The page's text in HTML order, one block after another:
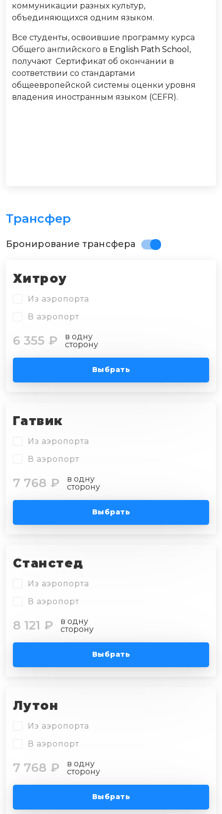
коммуникации разных культур,
объединяющихся одним языком.
Все студенты, освоившие программу курса
Общего английского в English Path School ,
получают Сертификат об окончании в
соответствии со стандартами
общеевропейской системы оценки уровня
владения иностранным языком (CEFR).
Трансфер
Бронирование трансфера
Хитроу
Из аэропорта
В аэропорт
6 355 ₽
в одну
сторону
Выбрать
Гатвик
Из аэропорта
В аэропорт
7 768 ₽
в одну
сторону
Выбрать
Станстед
Из аэропорта
В аэропорт
8 121 ₽
в одну
сторону
Выбрать
Лутон
Из аэропорта
В аэропорт
7 768 ₽
в одну
сторону
Выбрать